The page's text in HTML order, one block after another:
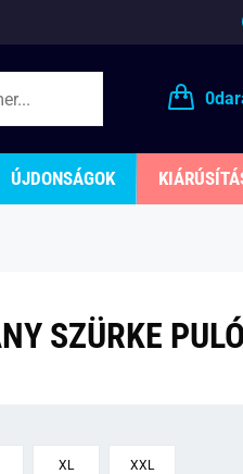
0
ÚJDONSÁGOK
SZÜRKE
XL XXL